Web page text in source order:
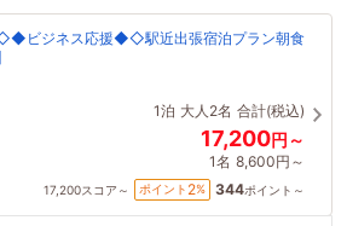
◇◆ビジネス応援◆◇駅近出張宿泊プラン朝食
1泊 大人2名 合計(税込)
17,200円～
1名 8,600円～
17,200スコア～ ポイント 2% 344ポイント～